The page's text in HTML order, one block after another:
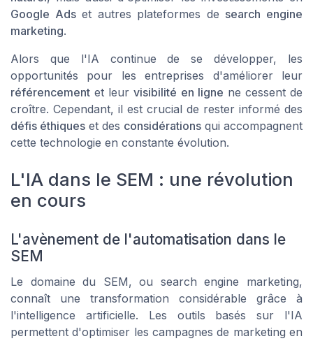
Google Adset autres plateformes de search engine
marketing.
Alors que l'IA continue de se développer, les
opportunités pour les entreprises d'améliorer leur
référencement et leurvisibilité en ligne ne cessent de
croître. Cependant, il est crucial de rester informé des
défis éthiques et des considérations qui accompagnent
cette technologie en constante évolution.
L'IA dans le SEM : une révolution
en cours
L'avènement de l'automatisation dans le
SEM
Le domaine du SEM, ou search engine marketing,
connaît une transformation considérable grâce à
l'intelligence artificielle. Les outils basés sur l'IA
permettent d'optimiser les campagnes de marketing en